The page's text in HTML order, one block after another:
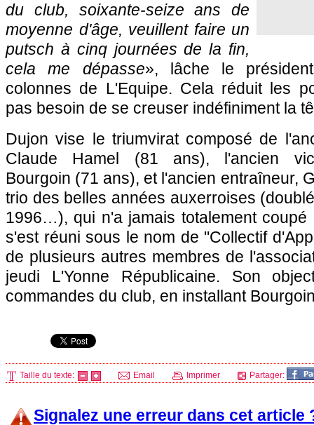
du club, soixante-seize ans de
moyenne d'âge, veuillent faire un
putsch à cinq journées de la fin,
cela me dépasse», lâche le
colonnes de L'Equipe. Cela réduit les
pas besoin de se creuser indéfiniment la
Dujon vise le triumvirat composé de
Claude Hamel (81 ans), l'ancien
Bourgoin (71 ans), et l'ancien entraîneur,
trio des belles années auxerroises
1996…), qui n'a jamais totalement
s'est réuni sous le nom de "Collectif
de plusieurs autres membres de
jeudi L'Yonne Républicaine. Son
commandes du club, en installant
Taille du texte: Email Imprimer Partager:
Signalez une erreur dans cet article